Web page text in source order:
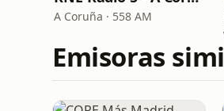
A Coruña · 558 AM
Emisoras